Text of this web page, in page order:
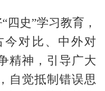
四史”学习教育，
今对比、中外对
精神，引导广大
自觉抵制错误思